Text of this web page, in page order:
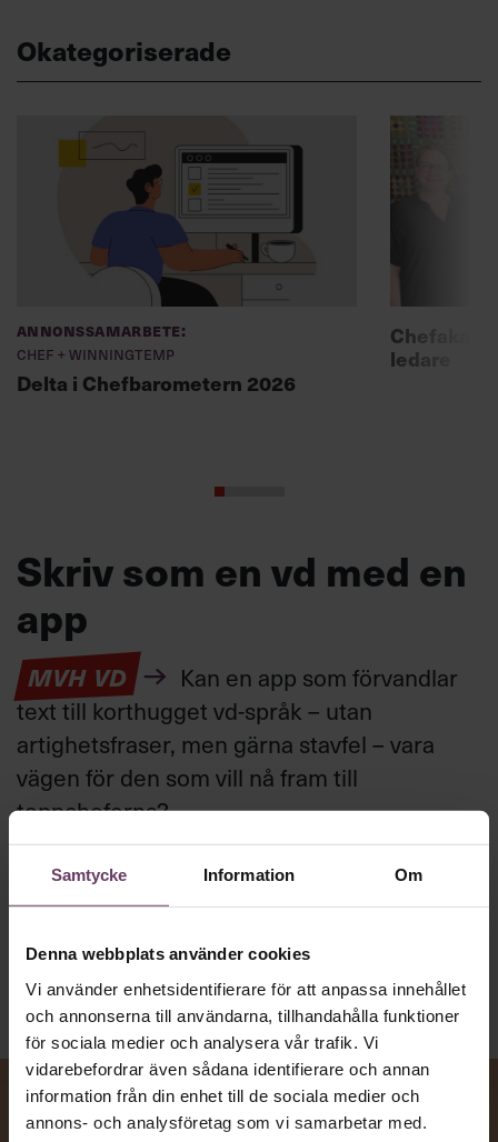
Samtycke Information Om
Denna webbplats använder cookies
Vi använder enhetsidentifierare för att anpassa innehållet
och annonserna till användarna, tillhandahålla funktioner
för sociala medier och analysera vår trafik. Vi
vidarebefordrar även sådana identifierare och annan
information från din enhet till de sociala medier och
annons- och analysföretag som vi samarbetar med.
Okategoriserade
Annonssamarbete:
Chef + Winningtemp
Delta i Chefbarometern 2026
ledare
Skriv som en vd med en
app
MVH VD
Kan en app som förvandlar
text till korthugget vd-språk – utan
artighetsfraser, men gärna stavfel – vara
vägen för den som vill nå fram till
toppcheferna?
Kommunikation
Text:Fredrik Kullberg